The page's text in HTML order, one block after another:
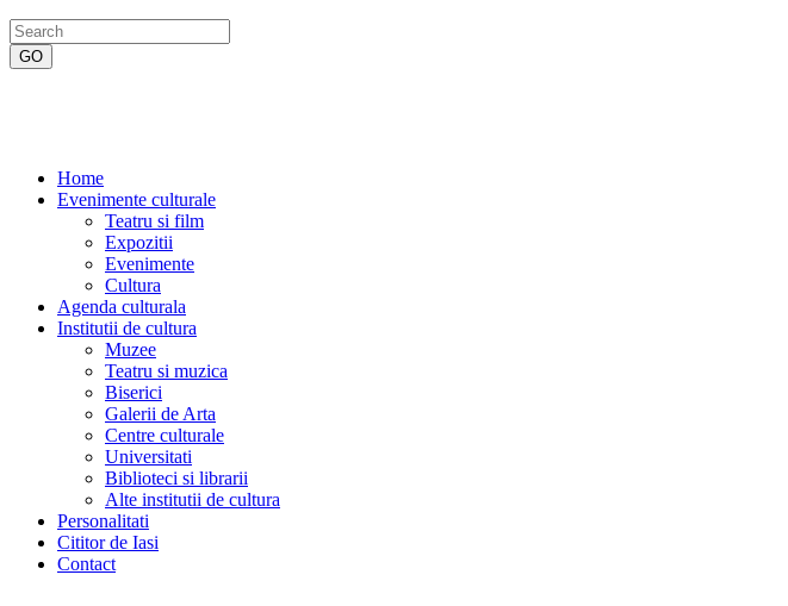
Home
Evenimente culturale
Teatru si film
Expozitii
Evenimente
Cultura
Agenda culturala
Institutii de cultura
Muzee
Teatru si muzica
Biserici
Galerii de Arta
Centre culturale
Universitati
Biblioteci si librarii
Alte institutii de cultura
Personalitati
Cititor de Iasi
Contact